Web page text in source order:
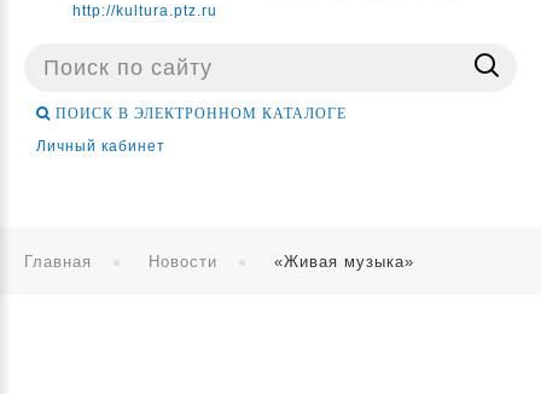
http://kultura.ptz.ru
Поиск
ПОИСК В ЭЛЕКТРОННОМ КАТАЛОГЕ
Личный кабинет
Главная Новости «Живая музыка»